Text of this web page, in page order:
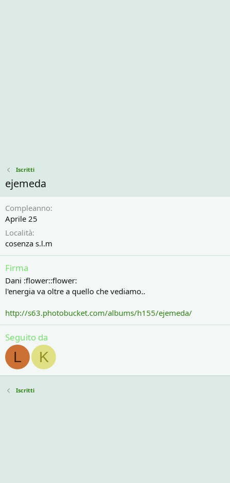
Iscritti
ejemeda
Compleanno
Aprile 25
Località
cosenza s.l.m
Firma
Dani :flower::flower:
l'energia va oltre a quello che vediamo..
http://s63.photobucket.com/albums/h155/ejemeda/
Seguito da
L K
Iscritti